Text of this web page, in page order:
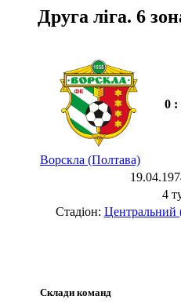
Друга ліга. 6
0 :
Ворскла (Полтава)
4
Стадіон: Центральний
Склади команд